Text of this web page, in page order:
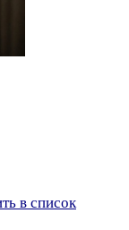
в список